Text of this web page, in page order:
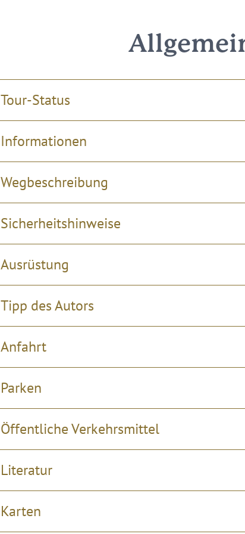
Tour-Status
Informationen
Wegbeschreibung
Sicherheitshinweise
Ausrüstung
Tipp des Autors
Anfahrt
Parken
Öffentliche Verkehrsmittel
Literatur
Karten